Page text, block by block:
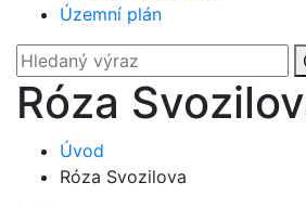
Územní plán
Róza
Úvod
Róza Svozilova